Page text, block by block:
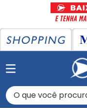
O que você procura?